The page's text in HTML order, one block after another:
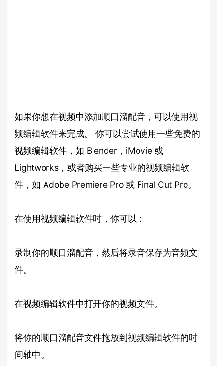
如果你想在视频中添加顺口溜配音，可以使用视
频编辑软件来完成。 你可以尝试使用一些免费的
视频编辑软件，如 Blender，iMovie 或
Lightworks，或者购买一些专业的视频编辑软
件，如 Adobe Premiere Pro 或 Final Cut Pro。
在使用视频编辑软件时，你可以：
录制你的顺口溜配音，然后将录音保存为音频文
件。
在视频编辑软件中打开你的视频文件。
将你的顺口溜配音文件拖放到视频编辑软件的时
间轴中。